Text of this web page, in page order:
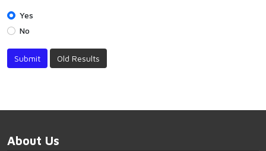
Yes
No
Submit Old Results
About Us